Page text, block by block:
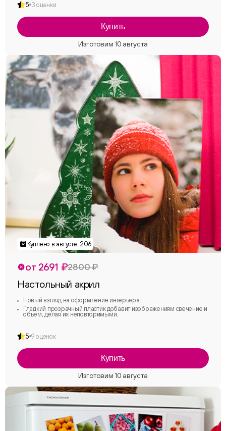
5 3 оценки
Купить
от 2691 ₽2800 ₽
Настольный акрил
Новый взгляд на оформление интерьера.
Гладкий прозрачный пластик добавит изображениям свечение и
объем, делая их неповторимыми.
5 9 оценок
Купить